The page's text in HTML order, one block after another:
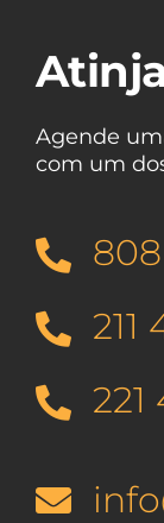
Agende
com um
211
221